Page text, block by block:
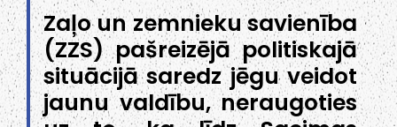
Zaļo un zemnieku savienība
(ZZS) pašreizējā politiskajā
situācijā saredz jēgu veidot
jaunu valdību, neraugoties